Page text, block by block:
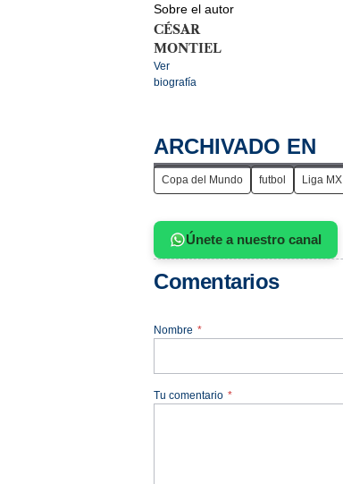
Sobre el autor
CÉSAR
MONTIEL
Ver
biografía
ARCHIVADO EN
Copa del Mundo futbol Liga MX
Únete a nuestro canal
Comentarios
Nombre *
Tu comentario *